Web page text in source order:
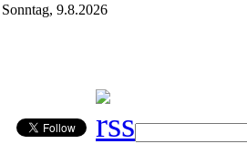
Sonntag, 9.8.2026